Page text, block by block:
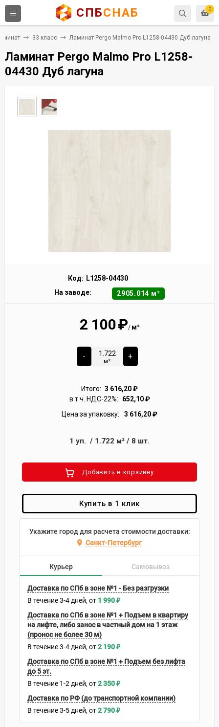
0
СПБСНАБ
33 класс Ламинат Pergo Malmo Pro L1258-04430 Дуб лагуна
Ламинат Pergo Malmo Pro L1258-
04430 Дуб лагуна
Код: L1258-04430
На заводе:
2905.014 м²
2 100₽/ м²
-
м²
+
Итого: 3 616,20₽
в т.ч. НДС-22%:
652,10₽
Цена за упаковку:
3 616,20₽
1 уп. / 1.722 м² / 8 шт.
Добавить в корзиину
Купить в 1 клик
Укажите город для расчета стоимости доставки:
Санкт-Петербург
Курьер Самовывоз
Доставка по СПб в зоне №1 - Без разгрузки
В течение3-4 дней 1 990₽
Доставка по СПб в зоне №1 + Подъем в квартиру
на лифте, либо занос в частный дом на 1 этаж
(пронос не более 30 м)
В течение3-4 дней 2 190₽
Доставка по СПб в зоне №1 + Подъем без лифта
до 5 эт.
В течение 1-2 дней 2 350₽
Доставка по РФ (до транспортной компании)
В течение3-5 дней 2 790₽